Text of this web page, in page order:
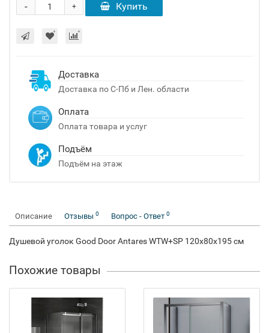
+
- Купить
Доставка
Доставка по С-Пб и Лен. области
Оплата
Оплата товара и услуг
Подъём
Подъём на этаж
Описание Отзывы 0 Вопрос - Ответ 0
Душевой уголок Good Door Antares WTW+SP 120х80х195 см
Похожие товары